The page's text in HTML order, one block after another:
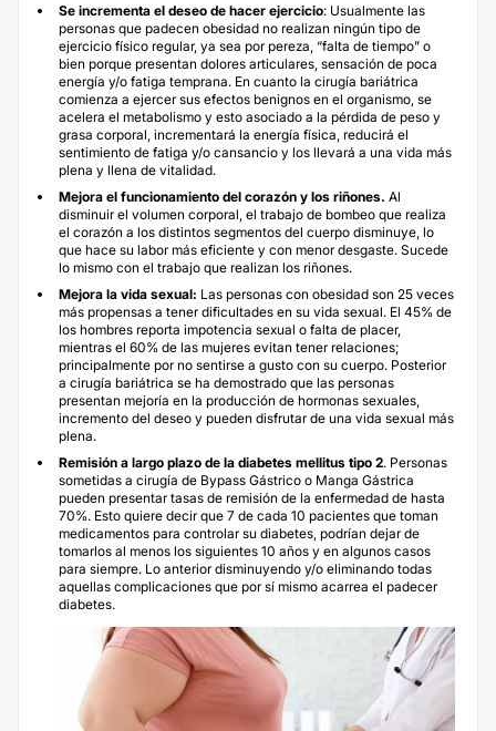
Se incrementa el deseo de hacer ejercicio: Usualmente las
personas que padecen obesidad no realizan ningún tipo de
ejercicio físico regular, ya sea por pereza, “falta de tiempo” o
bien porque presentan dolores articulares, sensación de poca
energía y/o fatiga temprana. En cuanto la cirugía bariátrica
comienza a ejercer sus efectos benignos en el organismo, se
acelera el metabolismo y esto asociado a la pérdida de peso y
grasa corporal, incrementará la energía física, reducirá el
sentimiento de fatiga y/o cansancio y los llevará a una vida más
plena y llena de vitalidad.
Mejora el funcionamiento del corazón y los riñones. Al
disminuir el volumen corporal, el trabajo de bombeo que realiza
el corazón a los distintos segmentos del cuerpo disminuye, lo
que hace su labor más eficiente y con menor desgaste. Sucede
lo mismo con el trabajo que realizan los riñones.
Mejora la vida sexual: Las personas con obesidad son 25 veces
más propensas a tener dificultades en su vida sexual. El 45% de
los hombres reporta impotencia sexual o falta de placer,
mientras el 60% de las mujeres evitan tener relaciones;
principalmente por no sentirse a gusto con su cuerpo. Posterior
a cirugía bariátrica se ha demostrado que las personas
presentan mejoría en la producción de hormonas sexuales,
incremento del deseo y pueden disfrutar de una vida sexual más
plena.
Remisión a largo plazo de la diabetes mellitus tipo 2. Personas
sometidas a cirugía de Bypass Gástrico o Manga Gástrica
pueden presentar tasas de remisión de la enfermedad de hasta
70%. Esto quiere decir que 7 de cada 10 pacientes que toman
medicamentos para controlar su diabetes, podrían dejar de
tomarlos al menos los siguientes 10 años y en algunos casos
para siempre. Lo anterior disminuyendo y/o eliminando todas
aquellas complicaciones que por sí mismo acarrea el padecer
diabetes.